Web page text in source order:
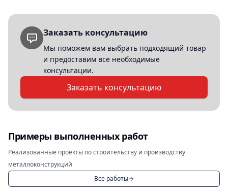
Заказать консультацию
Мы поможем вам выбрать подходящий товар
и предоставим все необходимые
консультации.
Заказать консультацию
Примеры выполненных работ
Реализованные проекты по строительству и производству
металлоконструкций
Все работы